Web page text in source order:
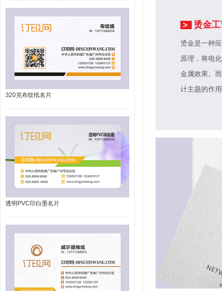
320克布纹纸名片
透明PVC印白墨名片
> 烫金
烫金是一种
原理，将电
金属效果。
计主题的作